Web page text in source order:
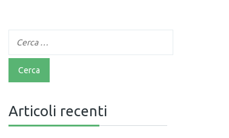
Articoli recenti